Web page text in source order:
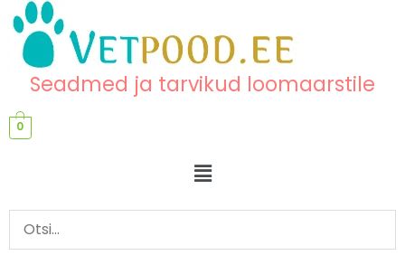
content
content
Seadmed ja tarvikud loomaarstile
0
Menu